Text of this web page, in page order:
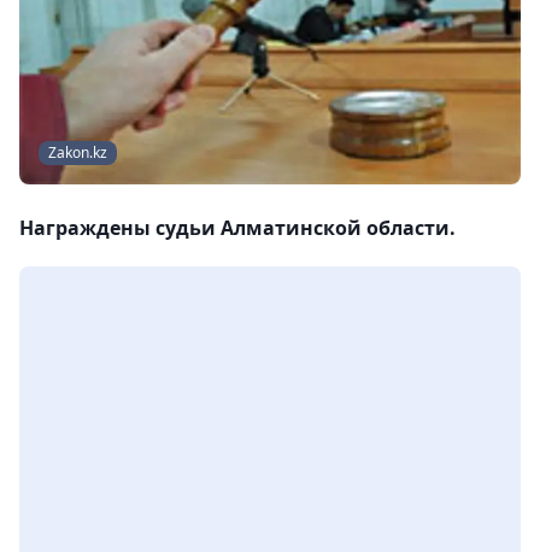
Zakon.kz
Награждены судьи Алматинской области.